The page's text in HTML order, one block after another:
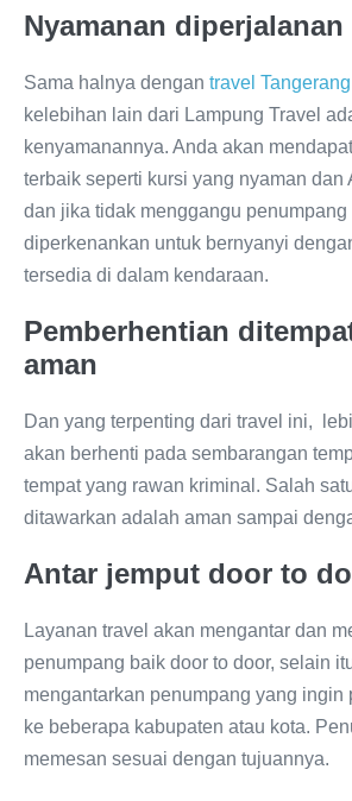
Nyamanan diperjalanan
Sama halnya dengan travel
kelebihan lain dari Lampung Travel
kenyamanannya. Anda akan
terbaik seperti kursi yang nyaman dan
dan jika tidak menggangu penumpang
diperkenankan untuk bernyanyi
tersedia di dalam kendaraan.
Pemberhentian
aman
Dan yang terpenting dari travel ini,
akan berhenti pada sembarangan
tempat yang rawan kriminal. Salah
ditawarkan adalah aman sampai
Antar jemput door to
Layanan travel akan mengantar dan
penumpang baik door to door, selain
mengantarkan penumpang yang ingin
ke beberapa kabupaten atau kota.
memesan sesuai dengan tujuannya.